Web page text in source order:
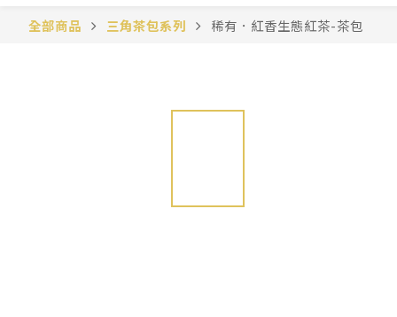
全部商品 三角茶包系列 稀有．紅香生態紅茶-茶包